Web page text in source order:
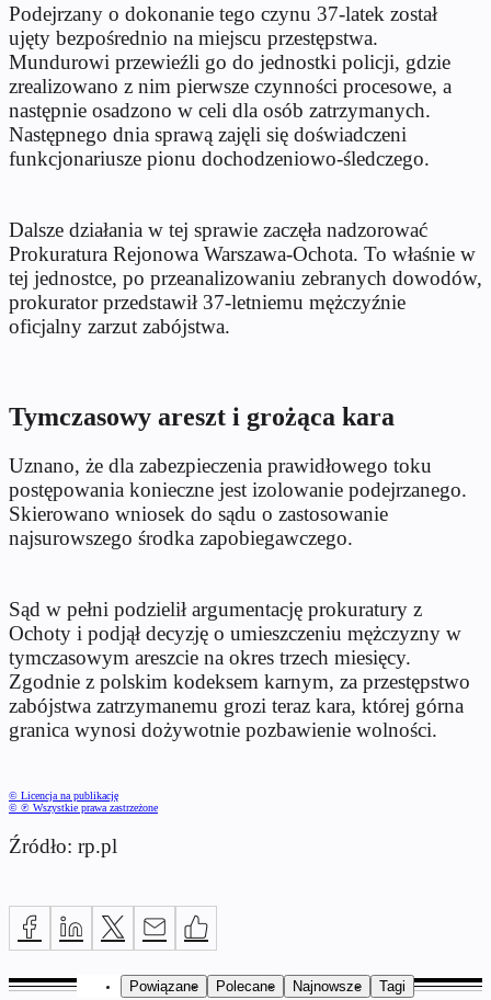
Podejrzany o dokonanie tego czynu 37-latek został
ujęty bezpośrednio na miejscu przestępstwa.
Mundurowi przewieźli go do jednostki policji, gdzie
zrealizowano z nim pierwsze czynności procesowe, a
następnie osadzono w celi dla osób zatrzymanych.
Następnego dnia sprawą zajęli się doświadczeni
funkcjonariusze pionu dochodzeniowo-śledczego.
Dalsze działania w tej sprawie zaczęła nadzorować
Prokuratura Rejonowa Warszawa-Ochota. To właśnie w
tej jednostce, po przeanalizowaniu zebranych dowodów,
prokurator przedstawił 37-letniemu mężczyźnie
oficjalny zarzut zabójstwa.
Tymczasowy areszt i grożąca kara
Uznano, że dla zabezpieczenia prawidłowego toku
postępowania konieczne jest izolowanie podejrzanego.
Skierowano wniosek do sądu o zastosowanie
najsurowszego środka zapobiegawczego.
Sąd w pełni podzielił argumentację prokuratury z
Ochoty i podjął decyzję o umieszczeniu mężczyzny w
tymczasowym areszcie na okres trzech miesięcy.
Zgodnie z polskim kodeksem karnym, za przestępstwo
zabójstwa zatrzymanemu grozi teraz kara, której górna
granica wynosi dożywotnie pozbawienie wolności.
© Licencja na publikację
© ℗ Wszystkie prawa zastrzeżone
Źródło: rp.pl
Powiązane Polecane Najnowsze Tagi